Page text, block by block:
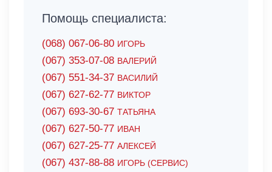
Помощь специалиста:
(068) 067-06-80 ИГОРЬ
(067) 353-07-08 ВАЛЕРИЙ
(067) 551-34-37 ВАСИЛИЙ
(067) 627-62-77 ВИКТОР
(067) 693-30-67 ТАТЬЯНА
(067) 627-50-77 ИВАН
(067) 627-25-77 АЛЕКСЕЙ
(067) 437-88-88 ИГОРЬ (СЕРВИС)